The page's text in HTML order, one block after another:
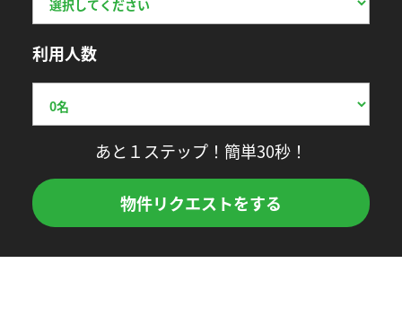
利用人数
あと１ステップ！簡単30秒！
物件リクエストをする